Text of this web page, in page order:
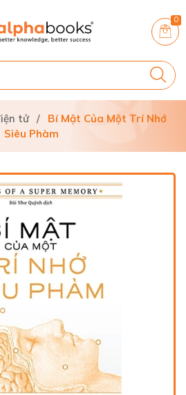
0
tử /
Bí Mật Của Một Trí Nhớ
Siêu Phàm